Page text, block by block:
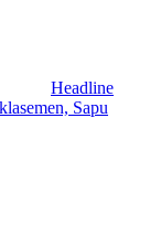
Headline
Sapu